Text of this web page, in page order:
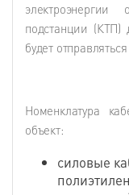
электроэнергии
подстанции (КТП)
будет
Номенклатура
объект:
силовые